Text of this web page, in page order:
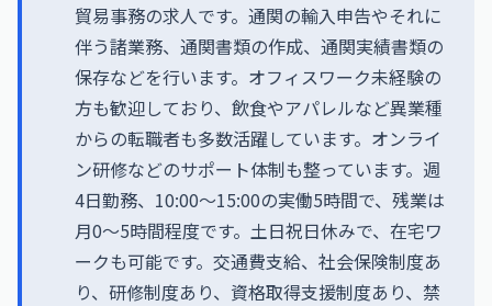
貿易事務の求人です。通関の輸入申告やそれに
伴う諸業務、通関書類の作成、通関実績書類の
保存などを行います。オフィスワーク未経験の
方も歓迎しており、飲食やアパレルなど異業種
からの転職者も多数活躍しています。オンライ
ン研修などのサポート体制も整っています。週
4日勤務、10:00～15:00の実働5時間で、残業は
月0～5時間程度です。土日祝日休みで、在宅ワ
ークも可能です。交通費支給、社会保険制度あ
り、研修制度あり、資格取得支援制度あり、禁